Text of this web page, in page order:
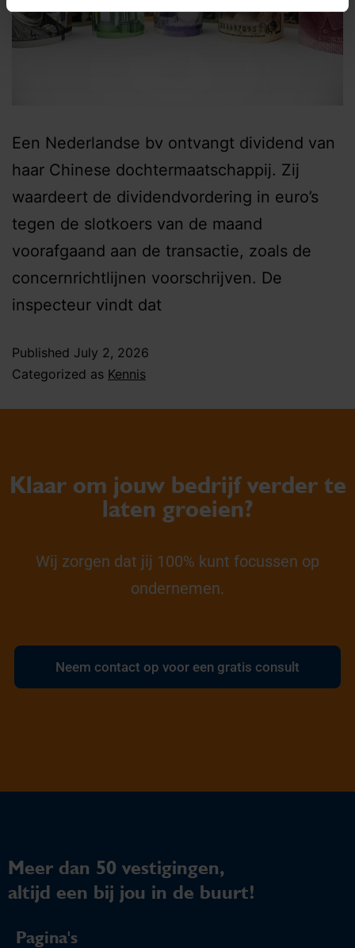
Een Nederlandse bv ontvangt dividend van
haar Chinese dochtermaatschappij. Zij
waardeert de dividendvordering in euro’s
tegen de slotkoers van de maand
voorafgaand aan de transactie, zoals de
concernrichtlijnen voorschrijven. De
inspecteur vindt dat
Published July 2, 2026
Categorized as Kennis
Klaar om jouw bedrijf verder te
laten groeien?
Wij zorgen dat jij 100% kunt focussen op
ondernemen.
Neem contact op voor een gratis consult
Meer dan 50 vestigingen,
altijd een bij jou in de buurt!
Pagina's